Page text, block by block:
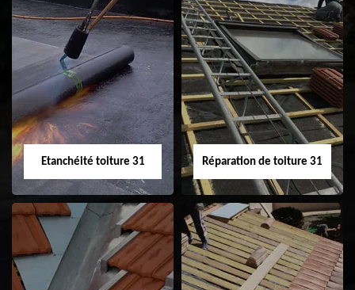
Peinture sur tuile
31
Nettoyage
demoussage de
toiture 31
Etanchéité toiture 31
Etanchéité toiture
Réparation de toiture 31
Réparation de